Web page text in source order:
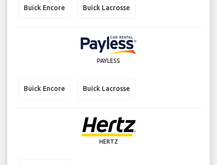
Buick Encore Buick Lacrosse
PAYLESS
Buick Encore Buick Lacrosse
HERTZ